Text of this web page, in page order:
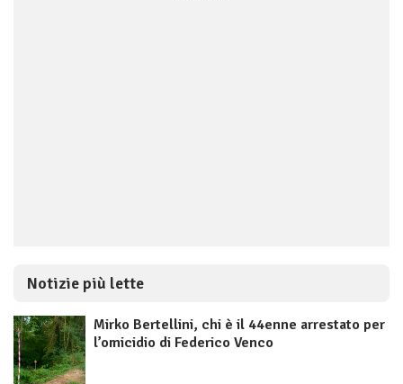
Notizie più lette
Mirko Bertellini, chi è il 44enne arrestato per
l’omicidio di Federico Venco